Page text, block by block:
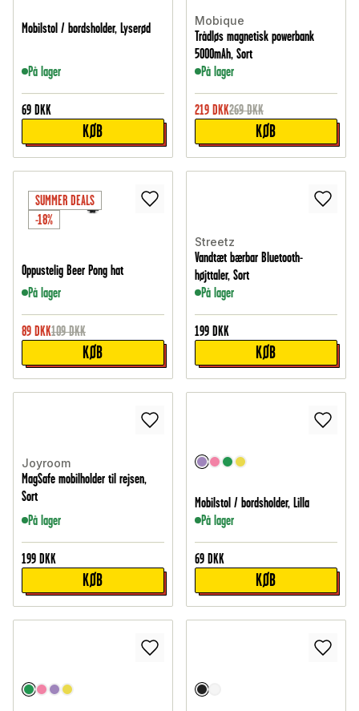
Mobilstol / bordsholder, Lyserød
På lager
69 DKK
KØB
Mobique
Trådløs magnetisk powerbank
5000mAh, Sort
På lager
219 DKK269 DKK
KØB
SUMMER DEALS
-18%
Oppustelig Beer Pong hat
På lager
89 DKK109 DKK
KØB
Streetz
Vandtæt bærbar Bluetooth-
højttaler, Sort
På lager
199 DKK
KØB
Joyroom
MagSafe mobilholder til rejsen,
Sort
På lager
199 DKK
KØB
Mobilstol / bordsholder, Lilla
På lager
69 DKK
KØB